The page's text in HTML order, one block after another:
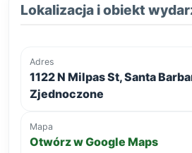
Lokalizacja i obiekt
Adres
1122 N Milpas St, Santa
Zjednoczone
Mapa
Otwórz w Google Maps